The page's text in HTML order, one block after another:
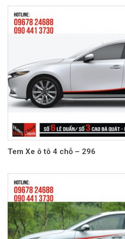
Tem Xe ô tô 4 chỗ – 296